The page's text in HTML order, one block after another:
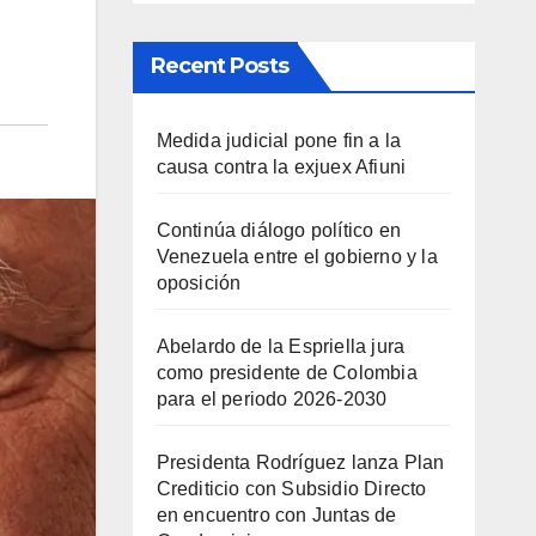
Recent Posts
Medida judicial pone fin a la
causa contra la exjuex Afiuni
Continúa diálogo político en
Venezuela entre el gobierno y la
oposición
Abelardo de la Espriella jura
como presidente de Colombia
para el periodo 2026-2030
Presidenta Rodríguez lanza Plan
Crediticio con Subsidio Directo
en encuentro con Juntas de